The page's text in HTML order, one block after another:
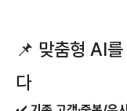
📌 맞춤형 AI
다